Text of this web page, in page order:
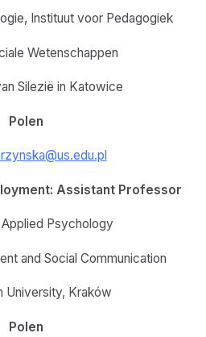
Instituut voor Pedagogiek
Wetenschappen
Silezië in Katowice
Polen
Assistant Professor
Psychology
and Social Communication
University, Kraków
Polen